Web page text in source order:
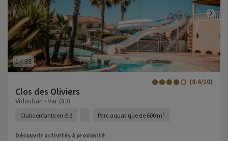
1/33
Clos des Oliviers
(8.4/10)
Vidauban - Var (83)
Clubs enfants en été Parc aquatique de 600 m²
Découvrir activités à proximité